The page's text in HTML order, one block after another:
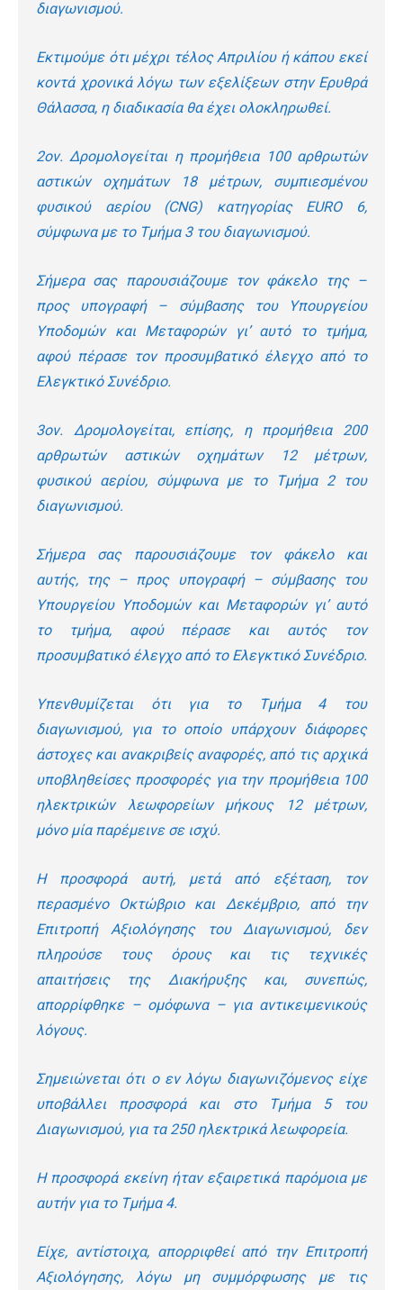
διαγωνισμού.
Εκτιμούμε ότι μέχρι τέλος Απριλίου ή κάπου εκεί
κοντά χρονικά λόγω των εξελίξεων στην Ερυθρά
Θάλασσα, η διαδικασία θα έχει ολοκληρωθεί.
2ον. Δρομολογείται η προμήθεια 100 αρθρωτών
αστικών οχημάτων 18 μέτρων, συμπιεσμένου
φυσικού αερίου (CNG) κατηγορίας EURO 6,
σύμφωνα με το Τμήμα 3 του διαγωνισμού.
Σήμερα σας παρουσιάζουμε τον φάκελο της –
προς υπογραφή – σύμβασης του Υπουργείου
Υποδομών και Μεταφορών γι’ αυτό το τμήμα,
αφού πέρασε τον προσυμβατικό έλεγχο από το
Ελεγκτικό Συνέδριο.
3ον. Δρομολογείται, επίσης, η προμήθεια 200
αρθρωτών αστικών οχημάτων 12 μέτρων,
φυσικού αερίου, σύμφωνα με το Τμήμα 2 του
διαγωνισμού.
Σήμερα σας παρουσιάζουμε τον φάκελο και
αυτής, της – προς υπογραφή – σύμβασης του
Υπουργείου Υποδομών και Μεταφορών γι’ αυτό
το τμήμα, αφού πέρασε και αυτός τον
προσυμβατικό έλεγχο από το Ελεγκτικό Συνέδριο.
Υπενθυμίζεται ότι για το Τμήμα 4 του
διαγωνισμού, για το οποίο υπάρχουν διάφορες
άστοχες και ανακριβείς αναφορές, από τις αρχικά
υποβληθείσες προσφορές για την προμήθεια 100
ηλεκτρικών λεωφορείων μήκους 12 μέτρων,
μόνο μία παρέμεινε σε ισχύ.
Η προσφορά αυτή, μετά από εξέταση, τον
περασμένο Οκτώβριο και Δεκέμβριο, από την
Επιτροπή Αξιολόγησης του Διαγωνισμού, δεν
πληρούσε τους όρους και τις τεχνικές
απαιτήσεις της Διακήρυξης και, συνεπώς,
απορρίφθηκε – ομόφωνα – για αντικειμενικούς
λόγους.
Σημειώνεται ότι ο εν λόγω διαγωνιζόμενος είχε
υποβάλλει προσφορά και στο Τμήμα 5 του
Διαγωνισμού, για τα 250 ηλεκτρικά λεωφορεία.
Η προσφορά εκείνη ήταν εξαιρετικά παρόμοια με
αυτήν για το Τμήμα 4.
Είχε, αντίστοιχα, απορριφθεί από την Επιτροπή
Αξιολόγησης, λόγω μη συμμόρφωσης με τις